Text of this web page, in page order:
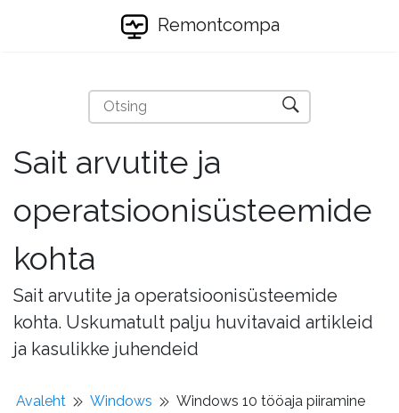
Remontcompa
Sait arvutite ja
operatsioonisüsteemide
kohta
Sait arvutite ja operatsioonisüsteemide
kohta. Uskumatult palju huvitavaid artikleid
ja kasulikke juhendeid
Avaleht Windows Windows 10 tööaja piiramine